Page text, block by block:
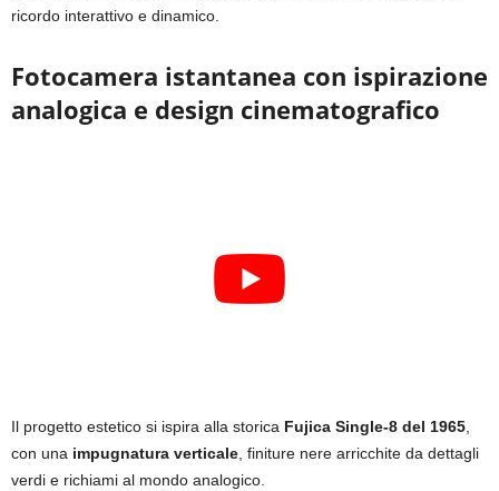
ricordo interattivo e dinamico.
Fotocamera istantanea con ispirazione
analogica e design cinematografico
Il progetto estetico si ispira alla storica Fujica Single-8 del 1965
con una impugnatura verticale , finiture nere arricchite da dettagli
verdi e richiami al mondo analogico.